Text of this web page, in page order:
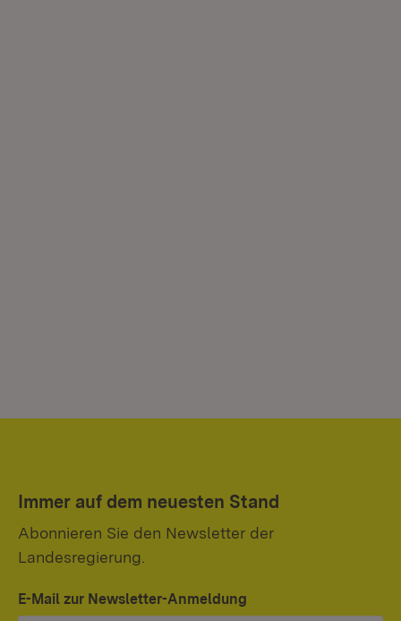
Immer auf dem neuesten Stand
Abonnieren Sie den Newsletter der
Landesregierung.
E-Mail zur Newsletter-Anmeldung